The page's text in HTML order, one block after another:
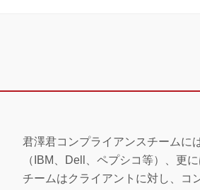
君澤君コンプライアンスチームに
（IBM、Dell、ペプシコ等）、更
チームはクライアントに対し、コ